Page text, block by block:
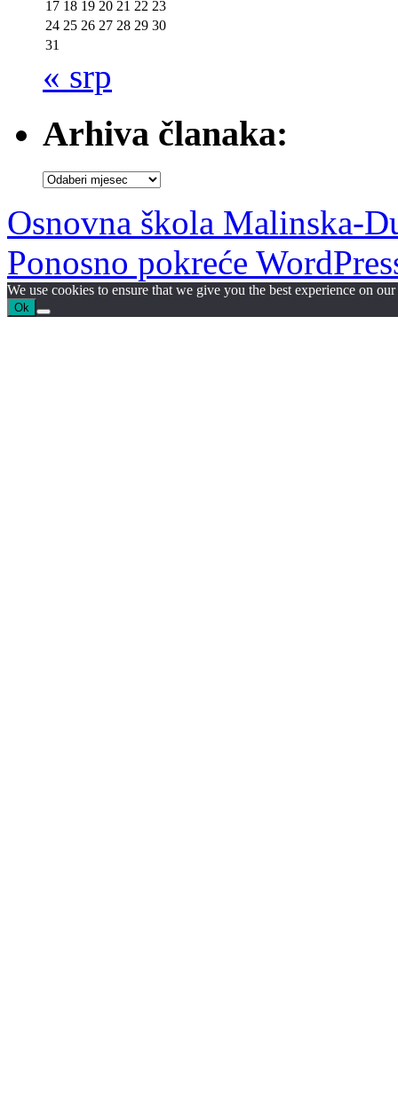
Arhiva
članaka:
Osnovna škola Malinska-
Ponosno pokreće
We use cookies to ensure that we give you the best experience on
Ok